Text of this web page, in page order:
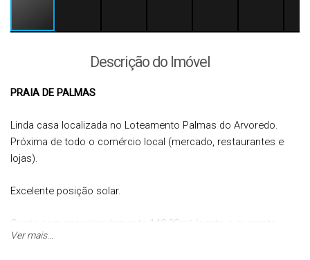
Descrição do Imóvel
PRAIA DE PALMAS
Linda casa localizada no Loteamento Palmas do Arvoredo.
Próxima de todo o comércio local (mercado, restaurantes e
lojas).
Excelente posição solar.
Conta com aproximadamente 140,00m² (cento e quarenta
metros quadrados) de área privativa/construída, composta por:
Ver mais...